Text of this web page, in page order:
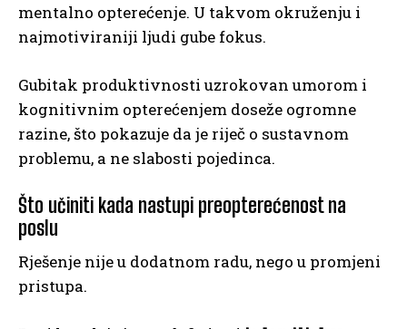
mentalno opterećenje. U takvom okruženju i
najmotiviraniji ljudi gube fokus.
Gubitak produktivnosti uzrokovan umorom i
kognitivnim opterećenjem doseže ogromne
razine, što pokazuje da je riječ o sustavnom
problemu, a ne slabosti pojedinca.
Što učiniti kada nastupi preopterećenost na
poslu
Rješenje nije u dodatnom radu, nego u promjeni
pristupa.